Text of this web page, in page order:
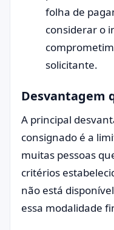
folha de
considerar o
solicitante.
Desvantagem
A principal
consignado é a
muitas pessoas
critérios
não está
essa modalidade